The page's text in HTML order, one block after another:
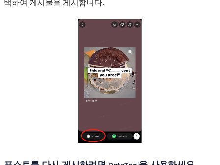
택하여 게시물을 게시합니다.